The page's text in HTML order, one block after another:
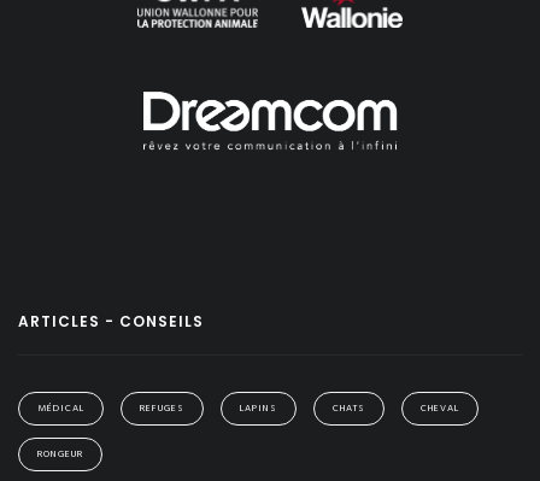
ARTICLES - CONSEILS
MÉDICAL REFUGES LAPINS CHATS CHEVAL
RONGEUR